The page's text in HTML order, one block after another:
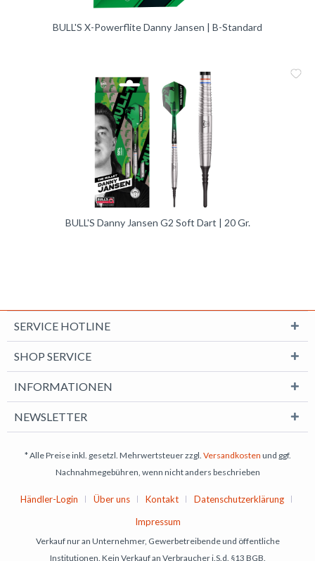
BULL'S X-Powerflite Danny Jansen | B-Standard
BULL'S Danny Jansen G2 Soft Dart | 20 Gr.
SERVICE HOTLINE
SHOP SERVICE
INFORMATIONEN
NEWSLETTER
* Alle Preise inkl. gesetzl. Mehrwertsteuer zzgl. Versandkosten und ggf.
Nachnahmegebühren, wenn nicht anders beschrieben
Händler-Login Über uns Kontakt
Datenschutzerklärung
Impressum
Verkauf nur an Unternehmer, Gewerbetreibende und öffentliche
Institutionen. Kein Verkauf an Verbraucher i.S.d. §13 BGB.